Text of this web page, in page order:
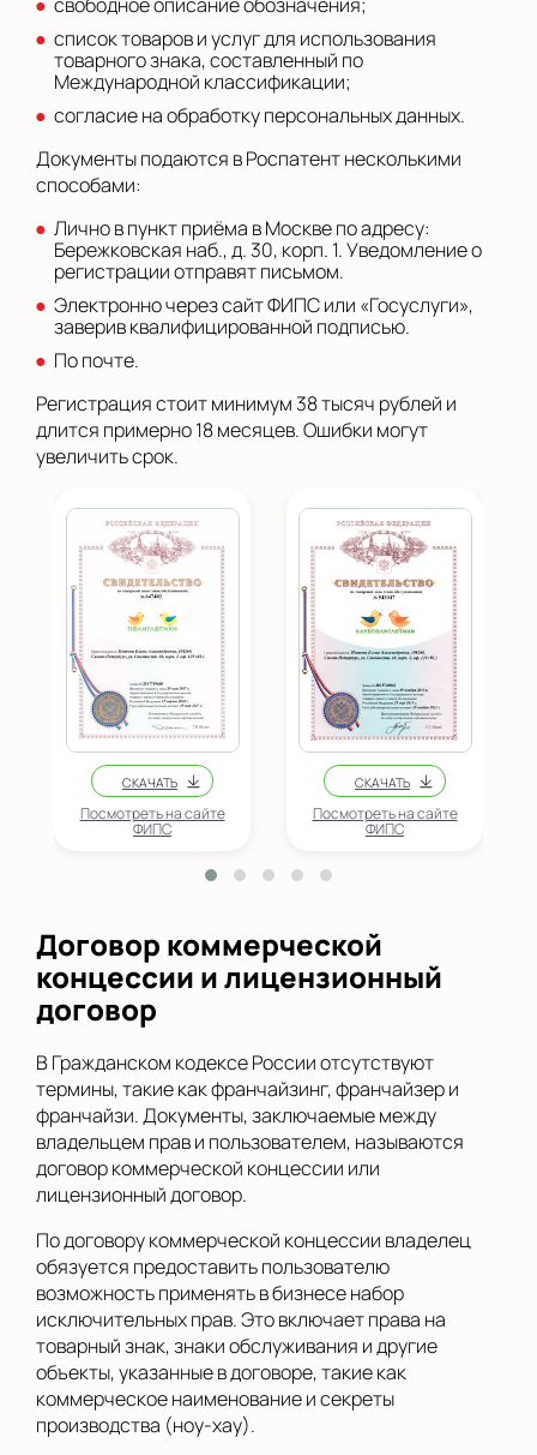
свободное описание обозначения;
список товаров и услуг для использования
товарного знака, составленный по
Международной классификации;
согласие на обработку персональных данных.
Документы подаются в Роспатент несколькими
способами:
Лично в пункт приёма в Москве по адресу:
Бережковская наб., д. 30, корп. 1. Уведомление о
регистрации отправят письмом.
Электронно через сайт ФИПС или «Госуслуги»,
заверив квалифицированной подписью.
По почте.
Регистрация стоит минимум 38 тысяч рублей и
длится примерно 18 месяцев. Ошибки могут
увеличить срок.
Посмотреть на сайте
ФИПС
Посмотреть на сайте
ФИПС
Договор коммерческой
концессии и лицензионный
договор
В Гражданском кодексе России отсутствуют
термины, такие как франчайзинг, франчайзер и
франчайзи. Документы, заключаемые между
владельцем прав и пользователем, называются
договор коммерческой концессии или
лицензионный договор.
По договору коммерческой концессии владелец
обязуется предоставить пользователю
возможность применять в бизнесе набор
исключительных прав. Это включает права на
товарный знак, знаки обслуживания и другие
объекты, указанные в договоре, такие как
коммерческое наименование и секреты
производства (ноу-хау).